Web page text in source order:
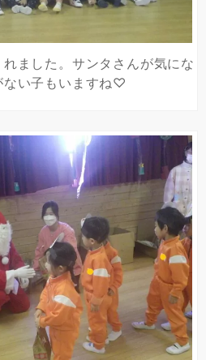
ました。サンタさんが気にな
ない子もいますね♡